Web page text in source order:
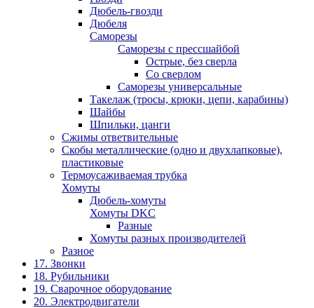
Дюбель-гвозди
Дюбеля
Саморезы
Саморезы с прессшайбой
Острые, без сверла
Со сверлом
Саморезы универсальные
Такелаж (тросы, крюки, цепи, карабины)
Шайбы
Шпильки, цанги
Сжимы ответвительные
Скобы металлические (одно и двухлапковые),
пластиковые
Термоусаживаемая трубка
Хомуты
Дюбель-хомуты
Хомуты DKC
Разные
Хомуты разных производителей
Разное
17. Звонки
18. Рубильники
19. Сварочное оборудование
20. Электродвигатели